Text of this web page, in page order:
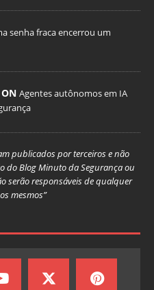
senha fraca encerrou um
Agentes autônomos em IA
publicados por terceiros e não
do Blog Minuto da Segurança ou
serão responsáveis de qualquer
mesmos”